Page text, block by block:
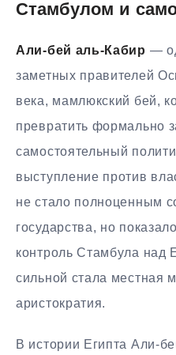
Стамбулом и
Али-бей аль-Кабир —
заметных правителей
века, мамлюкский бей,
превратить формально
самостоятельный
выступление против
не стало полноценным
государства, но
контроль Стамбула над
сильной стала местная
аристократия.
В истории Египта Али-